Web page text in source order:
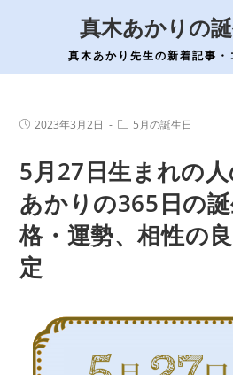
ン
真木あかりの
真木あかり先生の新着記事・
投
開
日:
2023年3月2日
投
テ
ゴ
ー:
5月の誕生日
5月27日生まれの
あかりの365日の
格・運勢、相性の
定